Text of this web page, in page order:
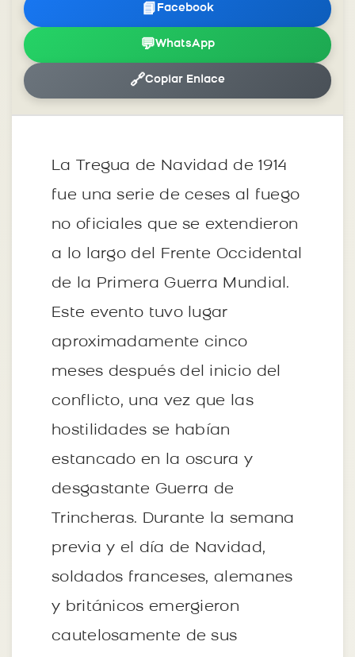
📘 Facebook
💬WhatsApp
🔗Copiar Enlace
La Tregua de Navidad de 1914
fue una serie de ceses al fuego
no oficiales que se extendieron
a lo largo del Frente Occidental
de la Primera Guerra Mundial.
Este evento tuvo lugar
aproximadamente cinco
meses después del inicio del
conflicto, una vez que las
hostilidades se habían
estancado en la oscura y
desgastante Guerra de
Trincheras. Durante la semana
previa y el día de Navidad,
soldados franceses, alemanes
y británicos emergieron
cautelosamente de sus